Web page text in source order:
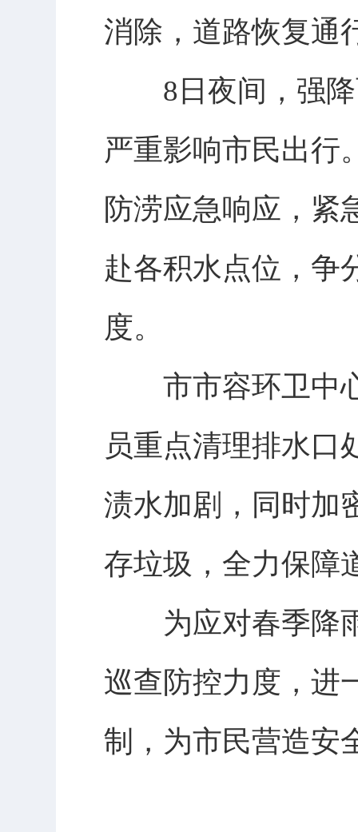
消除，道路恢复通
8日夜间，强降
严重影响市民出行
防涝应急响应，紧
赴各积水点位，争
度。
市市容环卫中心
员重点清理排水口
渍水加剧，同时加
存垃圾，全力保障
为应对春季降雨
巡查防控力度，进
制，为市民营造安